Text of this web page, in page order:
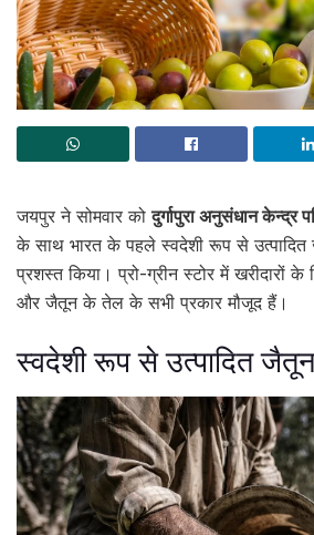
जयपुर ने सोमवार कोदुर्गापुरा अनुसंधान केन्द्र
के साथ भारत के पहले स्वदेशी रूप से
प्रशस्त किया। प्रो-ग्रीन स्टोर में खरीदारों के
और जैतून के तेल के सभी प्रकार मौजूद हैं।
स्वदेशी रूप से उत्पादित जैतून